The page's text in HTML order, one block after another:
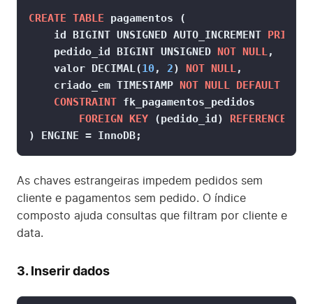
CREATE TABLE pagamentos (
    id
BIGINT UNSIGNED AUTO_INCREMENT
    pedido_id
BIGINT UNSIGNED NOT NULL,
    valor
DECIMAL(10 , 2) NOT NULL,
    criado_em
TIMESTAMP NOT NULL DEFAULT
CONSTRAINT fk_pagamentos_pedidos
FOREIGN KEY (pedido_id) REFERENCES
) ENGINE = InnoDB;
As chaves estrangeiras impedem pedidos sem
cliente e pagamentos sem pedido. O índice
composto ajuda consultas que filtram por cliente e
data.
3. Inserir dados